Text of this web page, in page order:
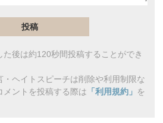
後は約120秒間投稿することができ
ヘイトスピーチは削除や利用制限な
メントを投稿する際は 「利用規約」 を